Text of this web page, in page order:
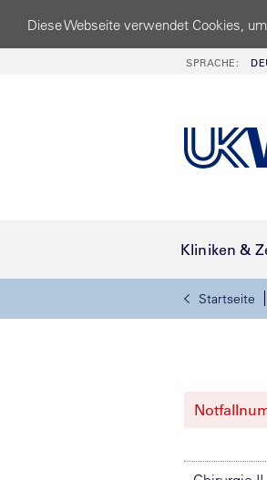
Diese Webseite verwendet Cookies,
SPRACHE:
Kliniken &
Startseite